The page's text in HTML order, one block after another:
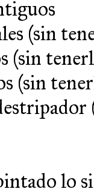
(sin
(sin
(sin
lo